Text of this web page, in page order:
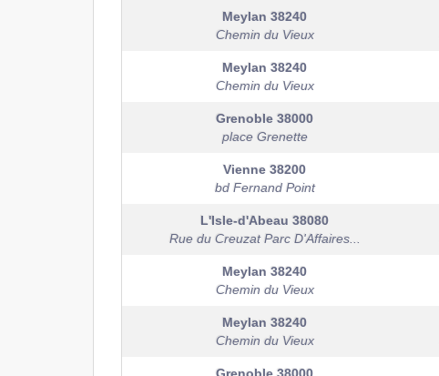
Meylan 38240
Chemin du Vieux
Meylan 38240
Chemin du Vieux
Grenoble 38000
place Grenette
Vienne 38200
bd Fernand Point
L'Isle-d'Abeau 38080
Rue du Creuzat Parc D'Affaires...
Meylan 38240
Chemin du Vieux
Meylan 38240
Chemin du Vieux